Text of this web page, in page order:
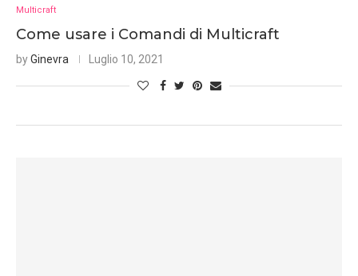
Multicraft
Come usare i Comandi di Multicraft
byGinevra Luglio 10, 2021